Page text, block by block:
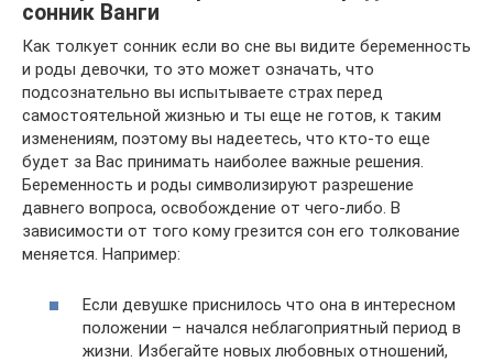
сонник Ванги
Как толкует сонник если во сне вы видите беременность
и роды девочки, то это может означать, что
подсознательно вы испытываете страх перед
самостоятельной жизнью и ты еще не готов, к таким
изменениям, поэтому вы надеетесь, что кто-то еще
будет за Вас принимать наиболее важные решения.
Беременность и роды символизируют разрешение
давнего вопроса, освобождение от чего-либо. В
зависимости от того кому грезится сон его толкование
меняется. Например:
Если девушке приснилось что она в интересном
положении – начался неблагоприятный период в
жизни. Избегайте новых любовных отношений,